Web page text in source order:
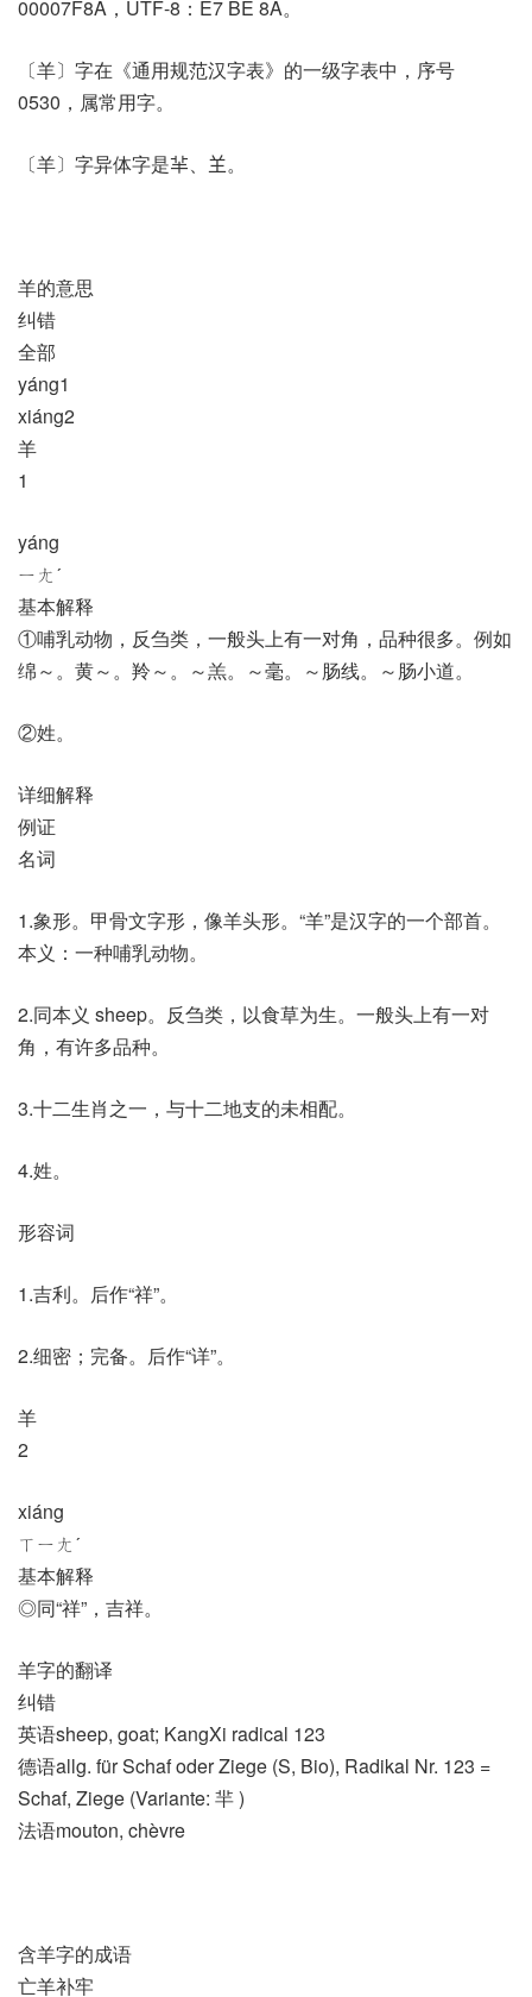
00007F8A，UTF-8：E7 BE 8A。
〔羊〕字在《通用规范汉字表》的一级字表中，序号
0530，属常用字。
〔羊〕字异体字是𦍋、𦍌。
羊的意思
纠错
全部
yáng1
xiáng2
羊
1
yáng
ㄧㄤˊ
基本解释
①哺乳动物，反刍类，一般头上有一对角，品种很多。例如
绵～。黄～。羚～。～羔。～毫。～肠线。～肠小道。
②姓。
详细解释
例证
名词
1.象形。甲骨文字形，像羊头形。“羊”是汉字的一个部首。
本义：一种哺乳动物。
2.同本义 sheep。反刍类，以食草为生。一般头上有一对
角，有许多品种。
3.十二生肖之一，与十二地支的未相配。
4.姓。
形容词
1.吉利。后作“祥”。
2.细密；完备。后作“详”。
羊
2
xiáng
ㄒㄧㄤˊ
基本解释
◎同“祥”，吉祥。
羊字的翻译
纠错
英语sheep, goat; KangXi radical 123
德语allg. für Schaf oder Ziege (S, Bio)​, Radikal Nr. 123 =
Schaf, Ziege (Variante: 羋 )
法语mouton, chèvre
含羊字的成语
亡羊补牢